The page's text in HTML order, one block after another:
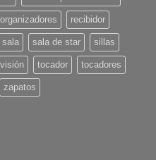
organizadores recibidor
sala sala de star sillas
tocador tocadores
zapatos